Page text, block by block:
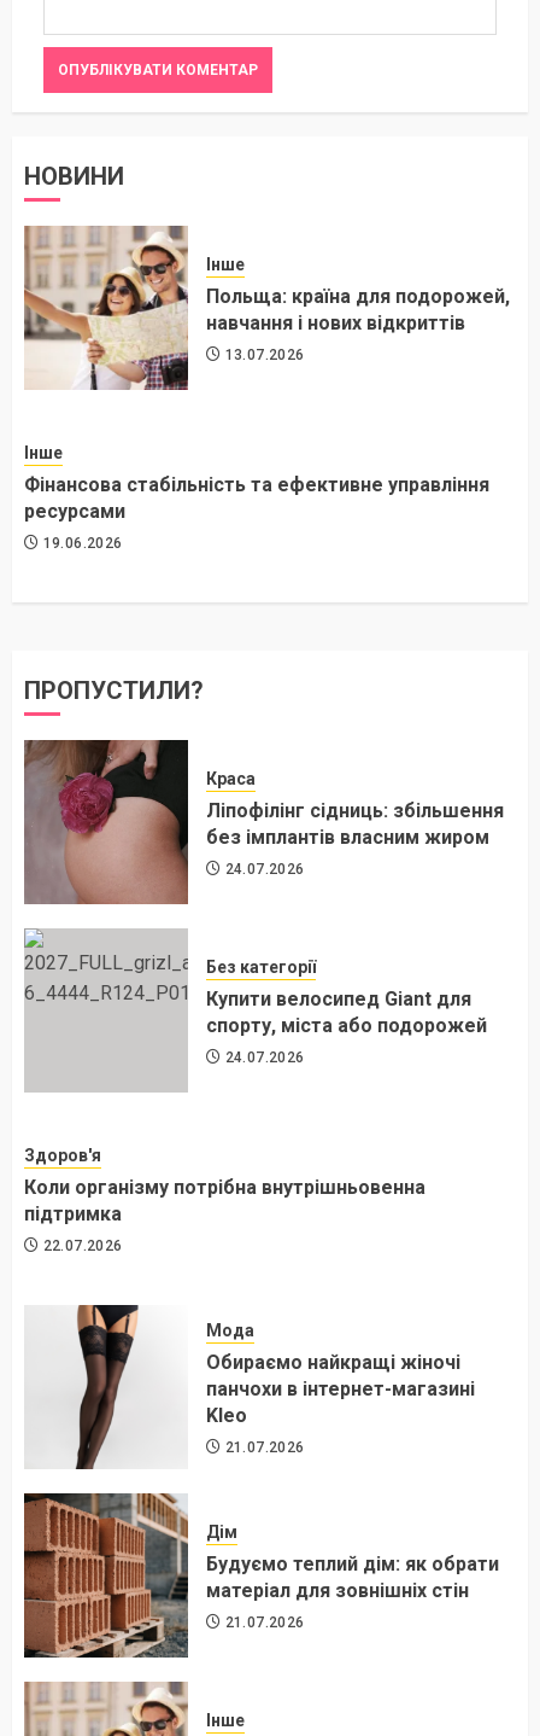
НОВИНИ
Інше
Польща: країна для подорожей,
навчання і нових відкриттів
13.07.2026
Інше
Фінансова стабільність та ефективне управління
ресурсами
19.06.2026
ПРОПУСТИЛИ?
Краса
Ліпофілінг сідниць: збільшення
без імплантів власним жиром
24.07.2026
Без категорії
Купити велосипед Giant для
спорту, міста або подорожей
24.07.2026
Здоров'я
Коли організму потрібна внутрішньовенна
підтримка
22.07.2026
Мода
Обираємо найкращі жіночі
панчохи в інтернет-магазині
Kleo
21.07.2026
Дім
Будуємо теплий дім: як обрати
матеріал для зовнішніх стін
21.07.2026
Інше